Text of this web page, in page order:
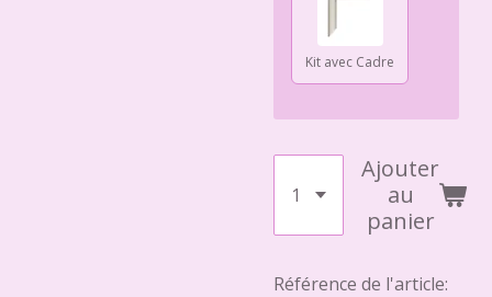
Kit avec Cadre
Ajouter
au
panier
Référence de l'article: